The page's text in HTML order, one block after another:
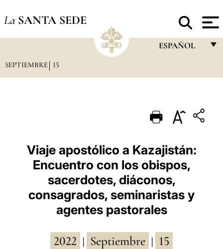
La SANTA SEDE
ESPAÑOL
PORTUGUÊS
ESPAÑOL
DEUTSCH
POLSKI
العربيّة
LATINE
SEPTIEMBRE 15
Viaje apostólico a Kazajistán:
Encuentro con los obispos,
sacerdotes, diáconos,
consagrados, seminaristas y
agentes pastorales
2022 Septiembre 15